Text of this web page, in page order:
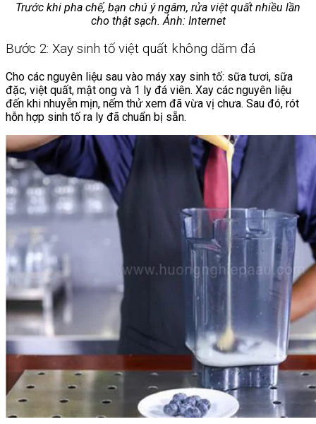
Trước khi pha chế, bạn chú ý ngâm, rửa việt quất nhiều lần
cho thật sạch. Ảnh: Internet
Bước 2: Xay sinh tố việt quất không dăm đá
Cho các nguyên liệu sau vào máy xay sinh tố: sữa tươi, sữa
đặc, việt quất, mật ong và 1 ly đá viên. Xay các nguyên liệu
đến khi nhuyễn mịn, nếm thử xem đã vừa vị chưa. Sau đó, rót
hỗn hợp sinh tố ra ly đã chuẩn bị sẵn.